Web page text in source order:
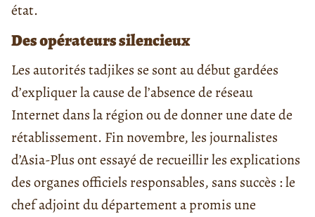
état.
Des opérateurs silencieux
Les autorités tadjikes se sont au début gardées
d’expliquer la cause de l’absence de réseau
Internet dans la région ou de donner une date de
rétablissement. Fin novembre, les journalistes
d’Asia-Plus ont essayé de recueillir les explications
des organes officiels responsables, sans succès : le
chef adjoint du département a promis une